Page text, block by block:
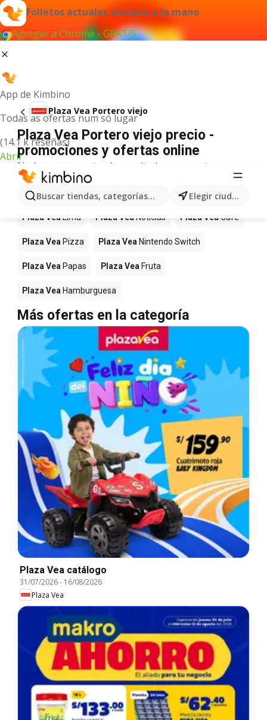
Folletos actuales siempre a la mano
Agregar a Chrome - GRATIS
App de Kimbino
Todas as ofertas num só lugar
(14.1 k reseñas)
Abrir
Buscar tiendas, categorías, productos... Elegir ciudad
Plaza Vea Portero viejo
Plaza Vea Portero viejo precio -
promociones y ofertas online
No hemos encontrado resultados para este
término.
Más productos en tiendas Plaza Vea
Plaza VeaLima Plaza VeaNoticias Plaza Vea Café
Plaza Vea Pizza Plaza Vea Nintendo Switch
Plaza Vea Papas Plaza Vea Fruta
Plaza Vea Hamburguesa
Más ofertas en la categoría
Plaza Vea catálogo
31/07/2026- 16/08/2026
Plaza Vea